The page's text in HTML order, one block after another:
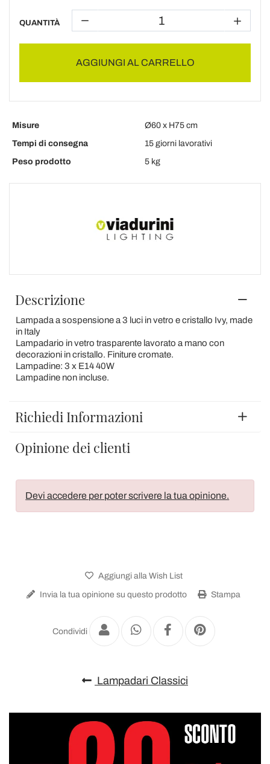
QUANTITÀ
AGGIUNGI AL CARRELLO
Misure
Ø60 x H75 cm
Tempi di consegna
15 giorni lavorativi
Peso prodotto
5 kg
Descrizione
Lampada a sospensione a 3 luci in vetro e cristallo Ivy, made
in Italy
Lampadario in vetro trasparente lavorato a mano con
decorazioni in cristallo. Finiture cromate.
Lampadine: 3 x E14 40W
Lampadine non incluse.
Richiedi Informazioni
Opinione dei clienti
Devi accedere per poter scrivere la tua opinione.
Aggiungi alla Wish List
Invia la tua opinione su questo prodotto Stampa
Condividi
Lampadari Classici